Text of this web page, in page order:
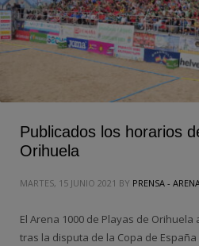
Publicados los horarios
Orihuela
MARTES, 15 JUNIO 2021 BY PRENSA -
El Arena 1000 de Playas de
tras la disputa de la Copa de